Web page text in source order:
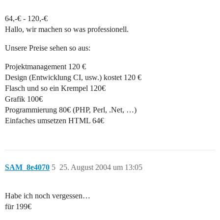
64,-€ - 120,-€
Hallo, wir machen so was professionell.
Unsere Preise sehen so aus:
Projektmanagement 120 €
Design (Entwicklung CI, usw.) kostet 120 €
Flasch und so ein Krempel 120€
Grafik 100€
Programmierung 80€ (PHP, Perl, .Net, …)
Einfaches umsetzen HTML 64€
SAM_8e4070 25. August 2004 um 13:05
5
Habe ich noch vergessen…
für 199€